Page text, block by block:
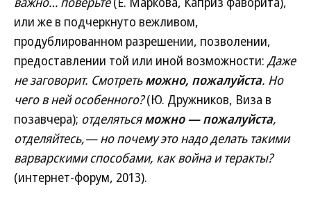
или же в подчеркнуто вежливом,
продублированном разрешении, позволении,
предоставлении той или иной возможности: Даже
не заговорит. Смотретьможно, пожалуйста. Но
чего в ней особенного?(Ю. Дружников, Виза в
позавчера); отделятьсяможно — пожалуйста,
отделяйтесь,— но почему это надо делать такими
варварскими способами, как война и теракты?
(интернет-форум, 2013).